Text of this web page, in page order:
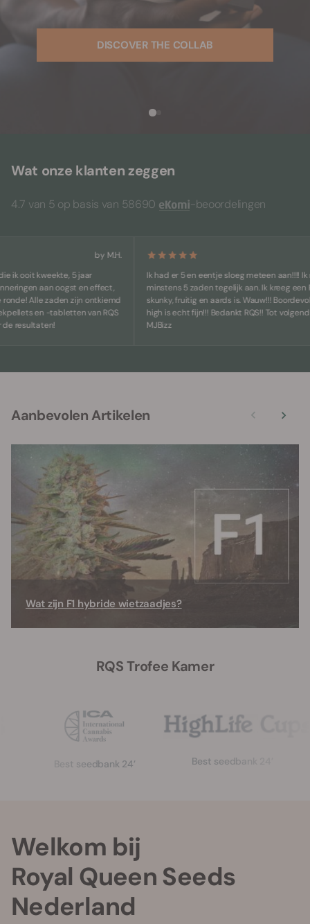
DISCOVER THE COLLAB
Wat onze klanten zeggen
4.7 van 5 op basis van 58690 -beoordelingen
by M.H.
kweekte, 5 jaar
aan oogst en effect,
Alle zaden zijn ontkiemd
en -tabletten van RQS
Ik had er 5 en eentje sloeg meteen aan!!!! Ik
minstens 5 zaden tegelijk aan. Ik kreeg een
skunky, fruitig en aards is. Wauw!!! Boordevol
high is echt fijn!!! Bedankt RQS!! Tot volgend jaar
MJBizz
Aanbevolen Artikelen
Wat zijn F1 hybride wietzaadjes?
RQS Trofee Kamer
Best seedbank 24’ Best seedbank 24’
Welkom bij
Royal Queen Seeds
Nederland